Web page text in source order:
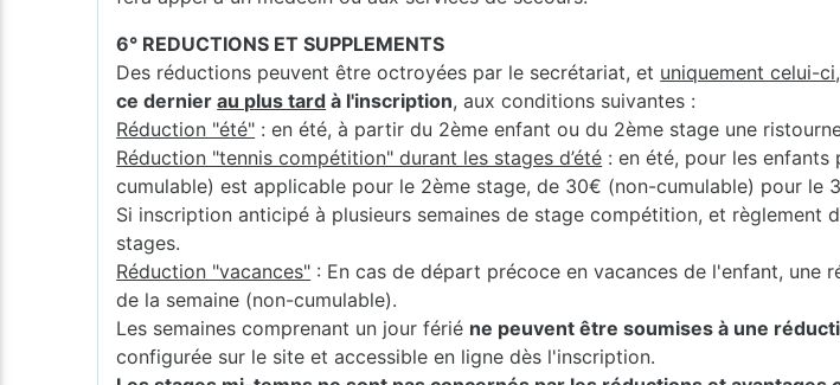
6° REDUCTIONS ET SUPPLEMENTS
Des réductions peuvent être octroyées par le secrétariat, et uniquement celui-ci
ce dernierau plus tard à l'inscription, aux conditions suivantes :
Réduction "été" : en été, à partir du 2ème enfant ou du 2ème stage une
Réduction "tennis compétition" durant les stages d’été : en été, pour les
cumulable) est applicable pour le 2ème stage, de 30€ (non-cumulable) pour
Si inscription anticipé à plusieurs semaines de stage compétition, et règlement
stages.
Réduction "vacances" : En cas de départ précoce en vacances de l'enfant, une
de la semaine (non-cumulable).
Les semaines comprenant un jour férié ne peuvent être soumises à une
configurée sur le site et accessible en ligne dès l'inscription.